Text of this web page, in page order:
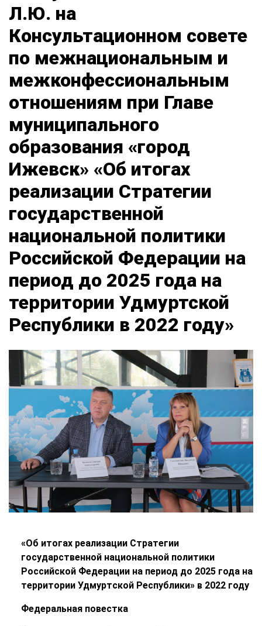
Л.Ю. на
Консультационном совете
по межнациональным и
межконфессиональным
отношениям при Главе
муниципального
образования «город
Ижевск» «Об итогах
реализации Стратегии
государственной
национальной политики
Российской Федерации на
период до 2025 года на
территории Удмуртской
Республики в 2022 году»
«Об итогах реализации Стратегии
государственной национальной политики
Российской Федерации на период до 2025 года на
территории Удмуртской Республики» в 2022 году
Федеральная повестка